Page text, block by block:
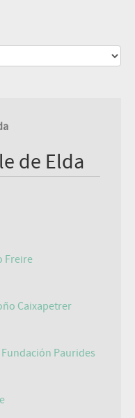
de Elda
Freire
Caixapetrer
Paurides